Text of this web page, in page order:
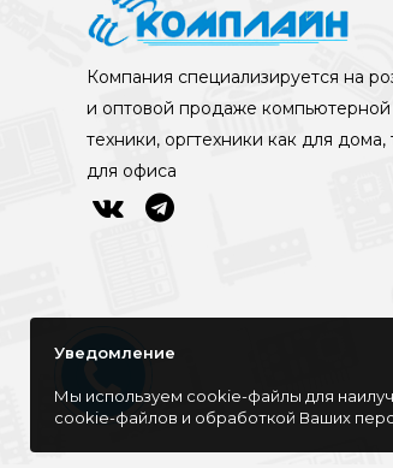
Компания специализируется на
и оптовой продаже компьютерной
техники, оргтехники как для дома,
для офиса
Уведомление
Мы используем cookie-файлы для
cookie-файлов и обработкой Ваших